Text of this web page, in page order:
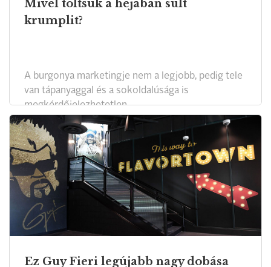
Mivel töltsük a héjában sült
krumplit?
A burgonya marketingje nem a legjobb, pedig tele
van tápanyaggal és a sokoldalúsága is
megkérdőjelezhetetlen.
Ez Guy Fieri legújabb nagy dobása